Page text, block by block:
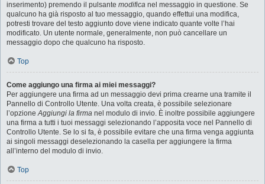
inserimento) premendo il pulsante modifica nel messaggio in questione. Se
qualcuno ha già risposto al tuo messaggio, quando effettui una modifica,
potresti trovare del testo aggiunto dove viene indicato quante volte l’hai
modificato. Un utente normale, generalmente, non può cancellare un
messaggio dopo che qualcuno ha risposto.
Top
Come aggiungo una firma ai miei messaggi?
Per aggiungere una firma ad un messaggio devi prima crearne una tramite il
Pannello di Controllo Utente. Una volta creata, è possibile selezionare
l’opzioneAggiungi la firma nel modulo di invio. È inoltre possibile aggiungere
una firma a tutti i tuoi messaggi selezionando l’apposita voce nel Pannello di
Controllo Utente. Se lo si fa, è possibile evitare che una firma venga aggiunta
ai singoli messaggi deselezionando la casella per aggiungere la firma
all’interno del modulo di invio.
Top